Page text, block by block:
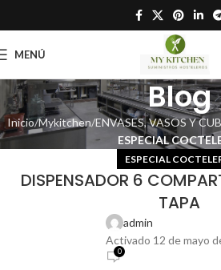
MENÚ
Blog
Inicio Mykitchen ENVASES, VASOS Y
ESPECIAL
ESPECIAL
DISPENSADOR 6
TAPA
admin
Activado 12 de mayo
0